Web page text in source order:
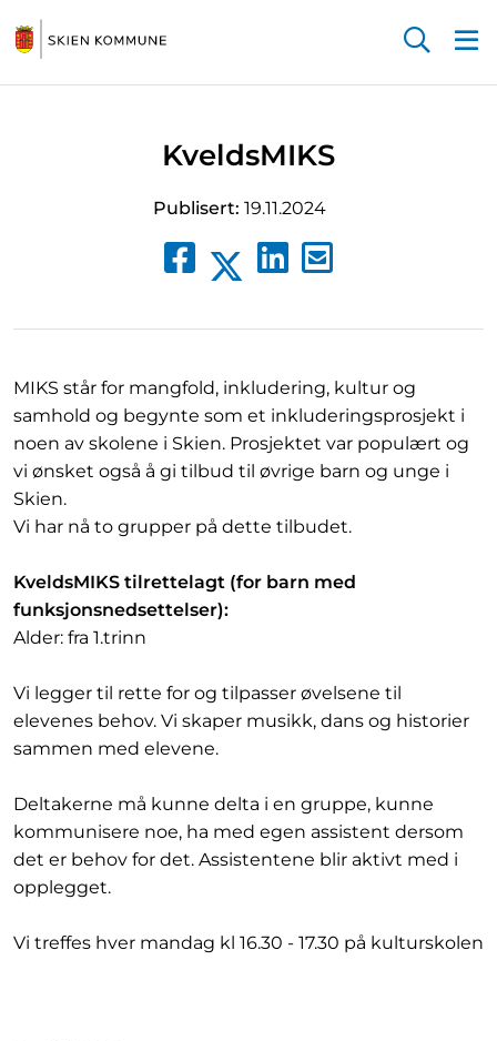
KveldsMIKS
Publisert: 19.11.2024
Del
på
Del
Del
på
Send
e-
lenke
MIKS står for mangfold, inkludering, kultur og
samhold og begynte som et inkluderingsprosjekt i
noen av skolene i Skien. Prosjektet var populært og
vi ønsket også å gi tilbud til øvrige barn og unge i
Skien.
Vi har nå to grupper på dette tilbudet.
KveldsMIKS tilrettelagt (for barn med
funksjonsnedsettelser):
Alder: fra 1.trinn
Vi legger til rette for og tilpasser øvelsene til
elevenes behov. Vi skaper musikk, dans og historier
sammen med elevene.
Deltakerne må kunne delta i en gruppe, kunne
kommunisere noe, ha med egen assistent dersom
det er behov for det. Assistentene blir aktivt med i
opplegget.
Vi treffes hver mandag kl 16.30 - 17.30 på kulturskolen